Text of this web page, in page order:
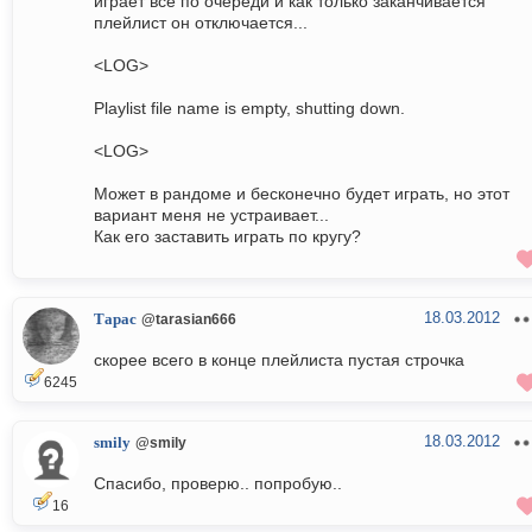
плейлист он отключается...
<LOG>
Playlist file name is empty, shutting down.
<LOG>
Может в рандоме и бесконечно будет играть, но этот
вариант меня не устраивает...
Как его заставить играть по кругу?
6245
Тарас @tarasian666 18.03.2012
скорее всего в конце плейлиста пустая строчка
16
smily @smily 18.03.2012
Спасибо, проверю.. попробую..